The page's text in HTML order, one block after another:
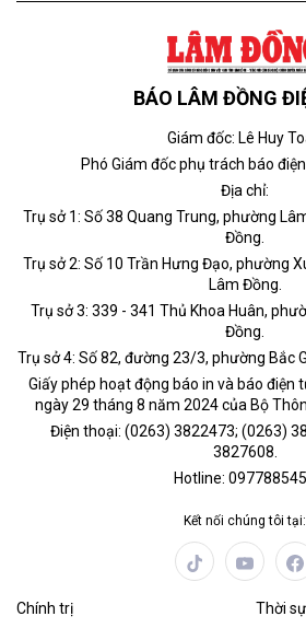
BÁO LÂM ĐỒNG
Giám đốc: Lê Huy
Phó Giám đốc phụ trách báo
Địa chỉ:
Trụ sở 1: Số 38 Quang Trung, phường
Đồng.
Trụ sở 2: Số 10 Trần Hưng Đạo, phường
Lâm Đồng.
Trụ sở 3: 339 - 341 Thủ Khoa Huân,
Đồng.
Trụ sở 4: Số 82, đường 23/3, phường Bắc
Giấy phép hoạt động báo in và báo điện
ngày 29 tháng 8 năm 2024 của Bộ
Điện thoại: (0263) 3822473; (0263)
3827608.
Hotline:
Kết nối chúng tôi tại:
Chính trị Thời sự